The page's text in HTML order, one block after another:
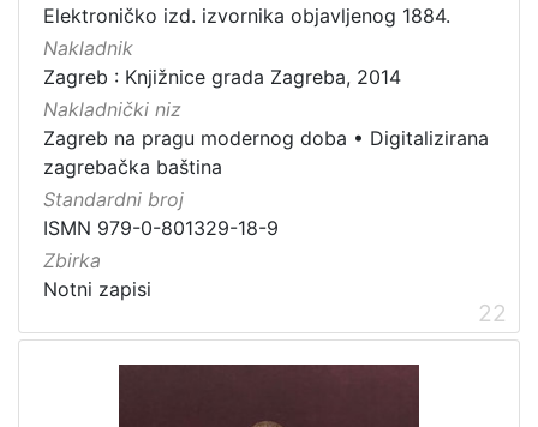
Elektroničko izd. izvornika objavljenog 1884.
Nakladnik
Zagreb : Knjižnice grada Zagreba, 2014
Nakladnički niz
Zagreb na pragu modernog doba • Digitalizirana
zagrebačka baština
Standardni broj
ISMN 979-0-801329-18-9
Zbirka
Notni zapisi
22